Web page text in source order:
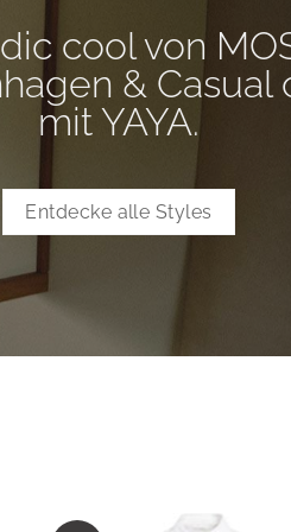
cool von
& Casual
mit YAYA.
Entdecke alle Styles